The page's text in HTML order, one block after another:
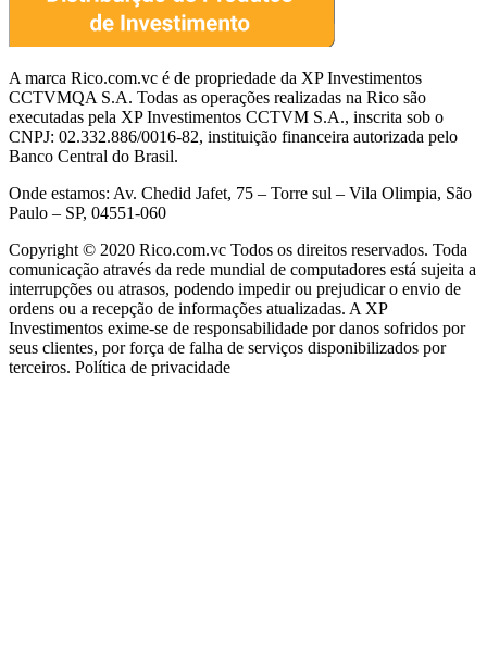
A marca Rico.com.vc é de propriedade da XP Investimentos
CCTVMQA S.A. Todas as operações realizadas na Rico são
executadas pela XP Investimentos CCTVM S.A., inscrita sob o
CNPJ: 02.332.886/0016-82, instituição financeira autorizada pelo
Banco Central do Brasil.
Onde estamos: Av. Chedid Jafet, 75 – Torre sul – Vila Olimpia, São
Paulo – SP, 04551-060
Copyright © 2020 Rico.com.vc Todos os direitos reservados. Toda
comunicação através da rede mundial de computadores está sujeita a
interrupções ou atrasos, podendo impedir ou prejudicar o envio de
ordens ou a recepção de informações atualizadas. A XP
Investimentos exime-se de responsabilidade por danos sofridos por
seus clientes, por força de falha de serviços disponibilizados por
terceiros. Política de privacidade